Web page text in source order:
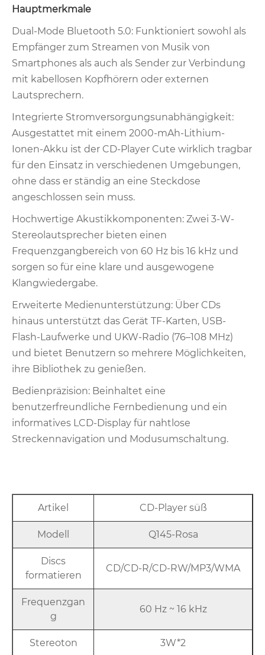
Hauptmerkmale
Dual-Mode Bluetooth 5.0: Funktioniert sowohl als
Empfänger zum Streamen von Musik von
Smartphones als auch als Sender zur Verbindung
mit kabellosen Kopfhörern oder externen
Lautsprechern.
Integrierte Stromversorgungsunabhängigkeit:
Ausgestattet mit einem 2000-mAh-Lithium-
Ionen-Akku ist der CD-Player Cute wirklich tragbar
für den Einsatz in verschiedenen Umgebungen,
ohne dass er ständig an eine Steckdose
angeschlossen sein muss.
Hochwertige Akustikkomponenten: Zwei 3-W-
Stereolautsprecher bieten einen
Frequenzgangbereich von 60 Hz bis 16 kHz und
sorgen so für eine klare und ausgewogene
Klangwiedergabe.
Erweiterte Medienunterstützung: Über CDs
hinaus unterstützt das Gerät TF-Karten, USB-
Flash-Laufwerke und UKW-Radio (76–108 MHz)
und bietet Benutzern so mehrere Möglichkeiten,
ihre Bibliothek zu genießen.
Bedienpräzision: Beinhaltet eine
benutzerfreundliche Fernbedienung und ein
informatives LCD-Display für nahtlose
Streckennavigation und Modusumschaltung.
Artikel CD-Player süß
Modell Q145-Rosa
Discs
formatieren
CD/CD-R/CD-RW/MP3/WMA
Frequenzgan
g
60 Hz ~ 16 kHz
Stereoton 3W*2